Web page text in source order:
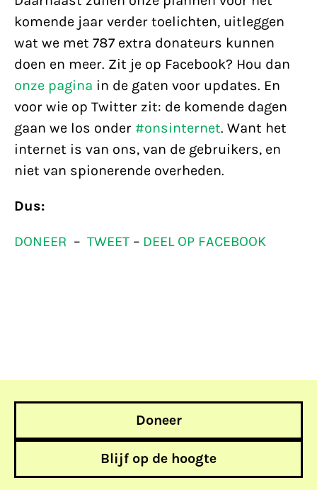
komende jaar verder toelichten, uitleggen
wat we met 787 extra donateurs kunnen
doen en meer. Zit je op Facebook? Hou dan
onze pagina in de gaten voor updates. En
voor wie op Twitter zit: de komende dagen
gaan we los onder #onsinternet. Want het
internet is van ons, van de gebruikers, en
niet van spionerende overheden.
Dus:
DONEER – TWEET – DEEL OP FACEBOOK
Doneer
Blijf op de hoogte